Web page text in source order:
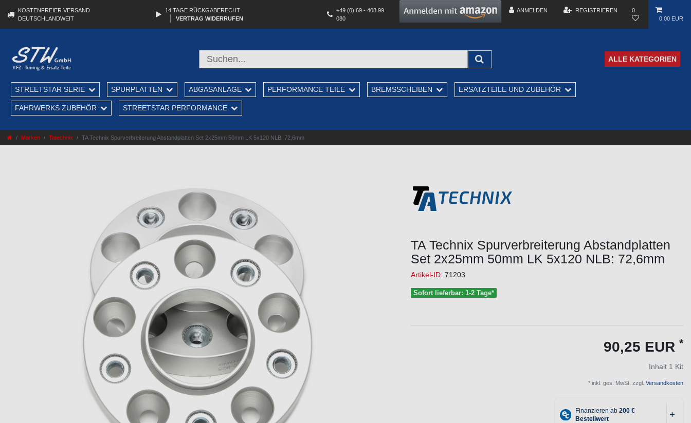
KOSTENFREIER VERSAND
DEUTSCHLANDWEIT
14 TAGE RÜCKGABERECHT
VERTRAG WIDERRUFEN
+49 (0) 69 - 408 99
080
ANMELDEN REGISTRIEREN
0
0,00 EUR
ALLE KATEGORIEN
STREETSTAR SERIE SPURPLATTEN ABGASANLAGE PERFORMANCE TEILE BREMSSCHEIBEN ERSATZTEILE UND ZUBEHÖR
FAHRWERKS ZUBEHÖR STREETSTAR PERFORMANCE
Marken Tatechnix TA Technix Spurverbreiterung Abstandplatten Set 2x25mm 50mm LK 5x120 NLB: 72,6mm
TA Technix Spurverbreiterung Abstandplatten
Set 2x25mm 50mm LK 5x120 NLB: 72,6mm
Artikel-ID: 71203
Sofort lieferbar: 1-2 Tage*
90,25 EUR *
Inhalt 1 Kit
* inkl. ges. MwSt. zzgl. Versandkosten